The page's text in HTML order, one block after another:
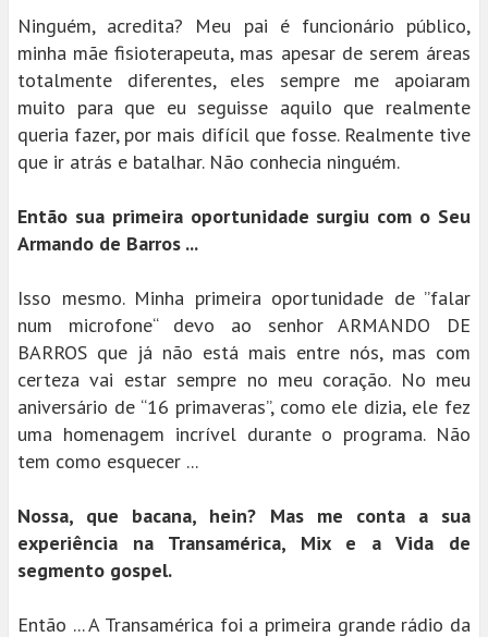
Ninguém, acredita? Meu pai é funcionário público,
minha mãe fisioterapeuta, mas apesar de serem áreas
totalmente diferentes, eles sempre me apoiaram
muito para que eu seguisse aquilo que realmente
queria fazer, por mais difícil que fosse. Realmente tive
que ir atrás e batalhar. Não conhecia ninguém.
Então sua primeira oportunidade surgiu com o Seu
Armando de Barros ...
Isso mesmo. Minha primeira oportunidade de ”falar
num microfone“ devo ao senhor ARMANDO DE
BARROS que já não está mais entre nós, mas com
certeza vai estar sempre no meu coração. No meu
aniversário de “16 primaveras”, como ele dizia, ele fez
uma homenagem incrível durante o programa. Não
tem como esquecer ...
Nossa, que bacana, hein? Mas me conta a sua
experiência na Transamérica, Mix e a Vida de
segmento gospel.
Então ... A Transamérica foi a primeira grande rádio da